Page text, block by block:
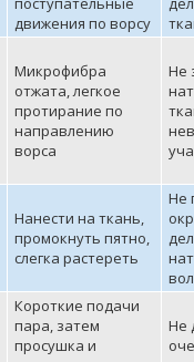
движения по ворсу
Микрофибра
отжата, легкое
протирание по
направлению
ворса
Не
Нанести на ткань,
промокнуть пятно,
слегка растереть
Не
Короткие подачи
пара, затем
просушка и
Не